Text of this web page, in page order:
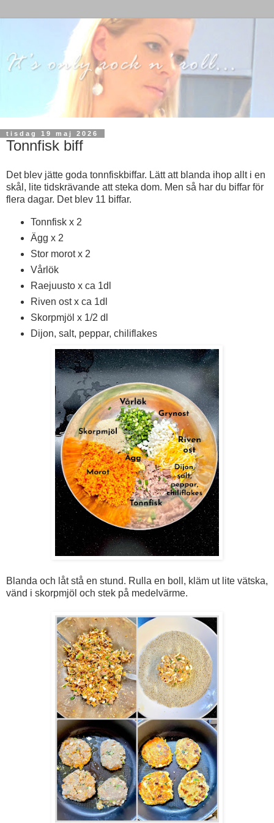
tisdag 19 maj 2026
Tonnfisk biff
Det blev jätte goda tonnfiskbiffar. Lätt att blanda ihop allt i en
skål, lite tidskrävande att steka dom. Men så har du biffar för
flera dagar. Det blev 11 biffar.
Tonnfisk x 2
Ägg x 2
Stor morot x 2
Vårlök
Raejuusto x ca 1dl
Riven ost x ca 1dl
Skorpmjöl x 1/2 dl
Dijon, salt, peppar, chiliflakes
Blanda och låt stå en stund. Rulla en boll, kläm ut lite vätska,
vänd i skorpmjöl och stek på medelvärme.